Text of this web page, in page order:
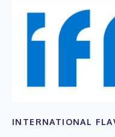
INTERNATIONAL